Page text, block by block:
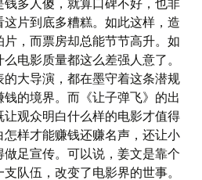
多人傻，就算口碑不好，也非
片到底多糟糕。如此这样，造
，而票房却总能节节高升。如
电影质量都这么差强人意了。
的大导演，都在墨守着这条潜规
的境界。而《让子弹飞》的出
观众明白什么样的电影才值得
样才能赚钱还赚名声，还让小
足宣传。可以说，姜文是靠个
队伍，改变了电影界的世事。